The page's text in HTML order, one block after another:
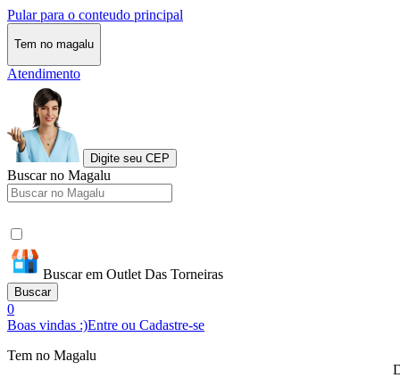
Pular para o conteudo principal
Tem no magalu
Atendimento
Digite seu CEP
Buscar no Magalu
Buscar em Outlet Das Torneiras
Buscar
0
Boas vindas :)Entre ou Cadastre-se
Tem no Magalu